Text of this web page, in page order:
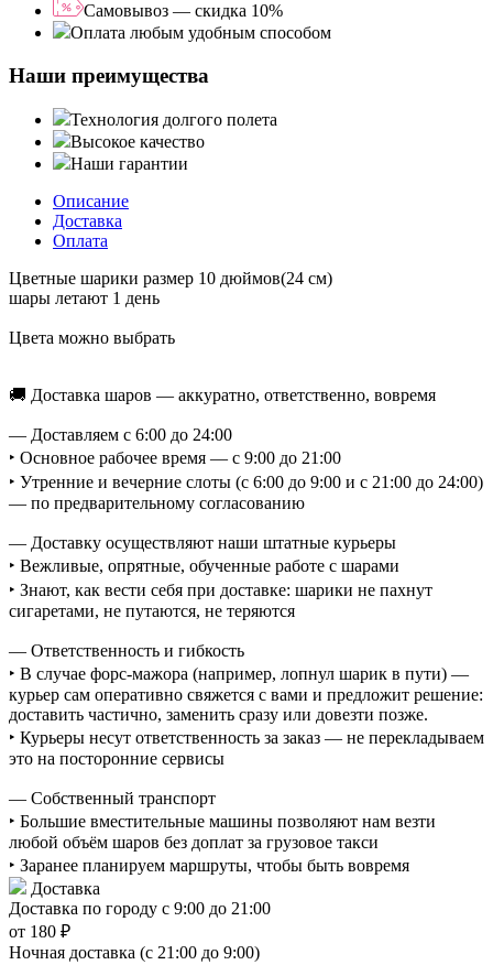
Самовывоз — скидка 10%
Оплата любым удобным способом
Наши преимущества
Технология долгого полета
Высокое качество
Наши гарантии
Описание
Доставка
Оплата
Цветные шарики размер 10 дюймов(24 см)
шары летают 1 день
Цвета можно выбрать
🚚 Доставка шаров — аккуратно, ответственно, вовремя
— Доставляем с 6:00 до 24:00
‣ Основное рабочее время — с 9:00 до 21:00
‣ Утренние и вечерние слоты (с 6:00 до 9:00 и с 21:00 до 24:00)
— по предварительному согласованию
— Доставку осуществляют наши штатные курьеры
‣ Вежливые, опрятные, обученные работе с шарами
‣ Знают, как вести себя при доставке: шарики не пахнут
сигаретами, не путаются, не теряются
— Ответственность и гибкость
‣ В случае форс-мажора (например, лопнул шарик в пути) —
курьер сам оперативно свяжется с вами и предложит решение:
доставить частично, заменить сразу или довезти позже.
‣ Курьеры несут ответственность за заказ — не перекладываем
это на посторонние сервисы
— Собственный транспорт
‣ Большие вместительные машины позволяют нам везти
любой объём шаров без доплат за грузовое такси
‣ Заранее планируем маршруты, чтобы быть вовремя
Доставка
Доставка по городу с 9:00 до 21:00
от 180 ₽
Ночная доставка (с 21:00 до 9:00)